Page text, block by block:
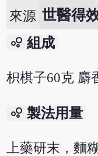
來源 世醫得
bubble_chart 組成
枳棋子60克 麝
bubble_chart 製法用量
上藥研末，麵